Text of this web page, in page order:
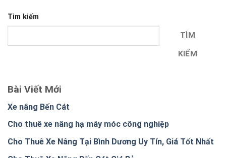
Tìm kiếm
TÌM
KIẾM
Bài Viết Mới
Xe nâng Bến Cát
Cho thuê xe nâng hạ máy móc công nghiệp
Cho Thuê Xe Nâng Tại Bình Dương Uy Tín, Giá Tốt Nhất